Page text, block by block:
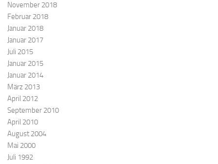
November 2018
Februar 2018
Januar 2018
Januar 2017
Juli 2015
Januar 2015
Januar 2014
März 2013
April 2012
September 2010
April 2010
August 2004
Mai 2000
Juli 1992